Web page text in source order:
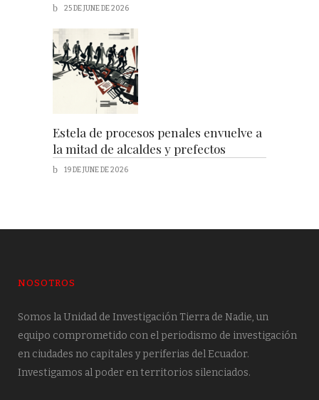
25 DE JUNE DE 2026
Estela de procesos penales envuelve a
la mitad de alcaldes y prefectos
19 DE JUNE DE 2026
NOSOTROS
Somos la Unidad de Investigación Tierra de Nadie, un
equipo comprometido con el periodismo de investigación
en ciudades no capitales y periferias del Ecuador.
Investigamos al poder en territorios silenciados.